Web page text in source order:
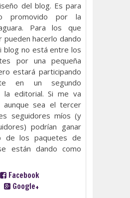
del blog. Es para
promovido por la
Para los que
pueden hacerlo dando
blog no está entre los
por una pequeña
estará participando
en un segundo
la editorial. Si me va
sea el tercer
seguidores míos (y
podrían ganar
de los paquetes de
están dando como
Facebook
Google+